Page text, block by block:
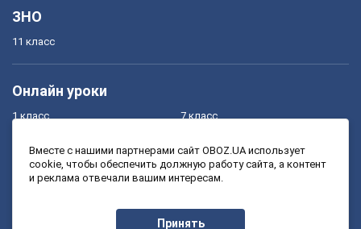
ЗНО
11 класс
Онлайн уроки
1 класс
3 класс
7 класс
9 класс
Вместе с нашими партнерами сайт OBOZ.UA использует
cookie, чтобы обеспечить должную работу сайта, а контент
и реклама отвечали вашим интересам.
Принять